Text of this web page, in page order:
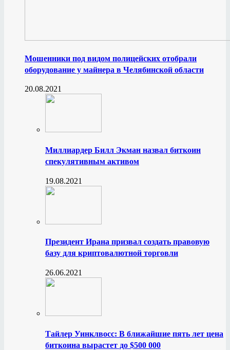
Мошенники под видом полицейских отобрали
оборудование у майнера в Челябинской области
20.08.2021
Миллиардер Билл Экман назвал биткоин
спекулятивным активом
19.08.2021
Президент Ирана призвал создать правовую
базу для криптовалютной торговли
26.06.2021
Тайлер Уинклвосс: В ближайшие пять лет цена
биткоина вырастет до $500 000